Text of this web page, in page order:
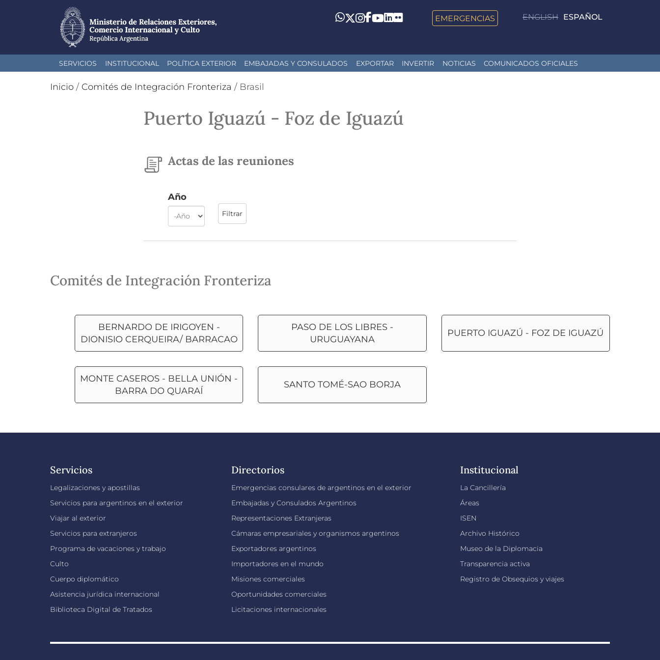
al
ENGLISH ESPAÑOL
Whatsapp
Twitter
Instagram
Facebook
YouTube
LinkedIn
Flickr EMERGENCIAS
SERVICIOS INSTITUCIONAL POLÍTICA EXTERIOR EMBAJADAS Y CONSULADOS EXPORTAR INVERTIR NOTICIAS COMUNICADOS OFICIALES
Inicio / Comités de Integración Fronteriza / Brasil
Puerto Iguazú - Foz de Iguazú
Actas de las reuniones
Año
Filtrar
Comités de Integración Fronteriza
BERNARDO DE IRIGOYEN -
DIONISIO CERQUEIRA/ BARRACAO
PASO DE LOS LIBRES -
URUGUAYANA
PUERTO IGUAZÚ - FOZ DE IGUAZÚ
MONTE CASEROS - BELLA UNIÓN -
BARRA DO QUARAÍ
SANTO TOMÉ-SAO BORJA
Servicios
Legalizaciones y apostillas
Servicios para argentinos en el exterior
Viajar al exterior
Servicios para extranjeros
Programa de vacaciones y trabajo
Culto
Cuerpo diplomático
Asistencia jurídica internacional
Biblioteca Digital de Tratados
Directorios
Emergencias consulares de argentinos en el exterior
Embajadas y Consulados Argentinos
Representaciones Extranjeras
Cámaras empresariales y organismos argentinos
Exportadores argentinos
Importadores en el mundo
Misiones comerciales
Oportunidades comerciales
Licitaciones internacionales
Institucional
La Cancillería
Áreas
ISEN
Archivo Histórico
Museo de la Diplomacia
Transparencia activa
Registro de Obsequios y viajes